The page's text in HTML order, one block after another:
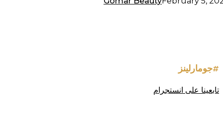
#جومارلينز
تابعينا على انستجرام